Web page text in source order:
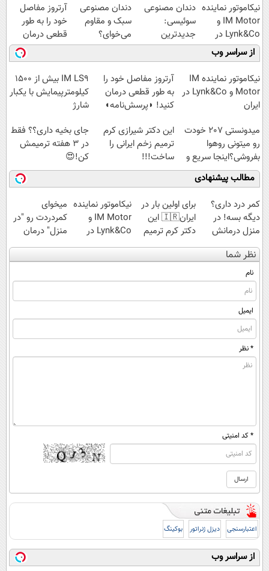
نیکاموتور نماینده
IM Motor و
Lynk&Co در
ایران
دندان مصنوعی
سوئیسی:
جدیدترین
فناوری اروپا،
سبک و مقاوم |
پرداخت قسطی
دندان مصنوعی
سبک و مقاوم
می‌خوای؟
پرداخت اقساطی
هم داریم!😍 |
📍تهران
آرتروز مفاصل
خود را به طور
قطعی درمان
کنید!
◗پرسش‌نامه◖
از سراسر وب
نیکاموتور نماینده IM
Motor و Lynk&Co در
ایران
آرتروز مفاصل خود را
به طور قطعی درمان
کنید! ◗پرسش‌نامه◖
IM LS9 بیش از 1500
کیلومترپیمایش با یکبار
شارژ
میدونستی 207 خودت
رو میتونی روهوا
بفروشی؟اینجا سریع و
راحت بفروش
این دکتر شیرازی کرم
ترمیم زخم ایرانی را
ساخت!!!
جای بخیه داری؟؟ فقط
در 3 هفته ترمیمش
کن!😍
مطالب پیشنهادی
کمر درد داری؟
دیگه بسه! در
منزل درمانش
کن
(◀پرسش‌نامه)
برای اولین بار در
ایران🇮🇷 این
دکتر کرم ترمیم
کننده 23 روزه
نیکاموتور نماینده
IM Motor و
Lynk&Co در
ایران
میخوای
کمردردت رو "در
منزل" درمان
کنی؟ (◂فیلم +
نظر شما
نام
ایمیل
* نظر
* کد امنیتی
اعتبارسنجی دیزل ژنراتور بوکینگ
از سراسر وب